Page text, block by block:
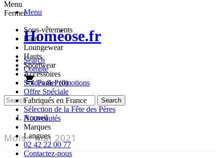
Menu
Homéose.fr
Search
Compte
shopping_cart Panier (0)
Menu
Fermer
Sous-vêtements
Bain
Loungewear
Hauts
Sportwear
Accessoires
Soldes & Promotions
Offre Spéciale
Fabriqués en France
Sélection de la Fête des Pères
Nouveautés
Marques
Langues
02 42 22 00 77
Contactez-nous
Accueil
Mois :mai 2021